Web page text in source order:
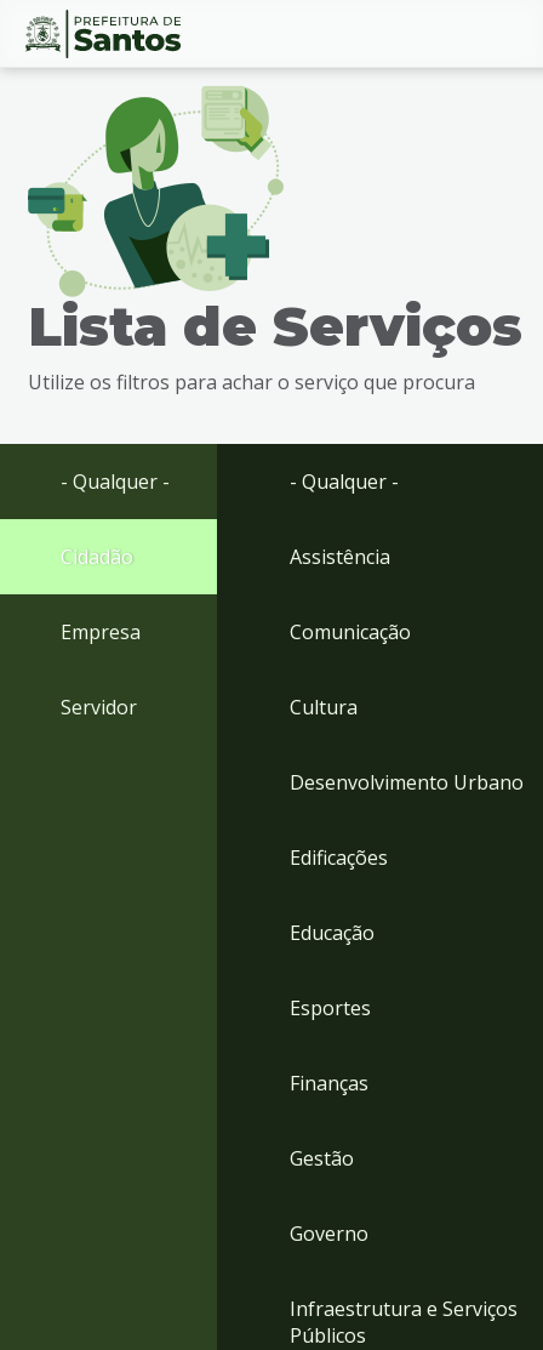
Ir
busca
Ir
rodapé
Conteúdo
Lista de Serviços
Utilize os filtros para achar o serviço que procura
- Qualquer -
Cidadão
Empresa
Servidor
- Qualquer -
Assistência
Comunicação
Cultura
Desenvolvimento Urbano
Edificações
Educação
Esportes
Finanças
Gestão
Governo
Infraestrutura e Serviços
Públicos